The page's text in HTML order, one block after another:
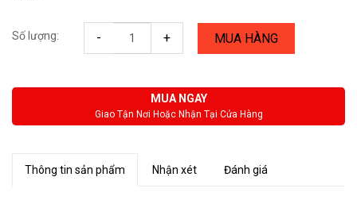
Số lượng: - + MUA HÀNG
MUA NGAY
Giao Tận Nơi Hoặc Nhận Tại Cửa Hàng
Thông tin sản phẩm Nhận xét Đánh giá